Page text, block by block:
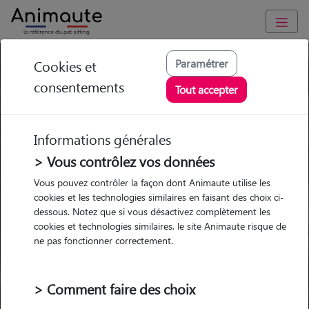
Trouvez votre gardien idéal !
Garde
chez le Pet Sitter
Garde
chez le Pet Sitter Visites
Visites
Pour quel animal ?
Cookies et
consentements
Paramétrer
Tout accepter
Informations générales
> Vous contrôlez vos données
Vous pouvez contrôler la façon dont Animaute utilise les
cookies et les technologies similaires en faisant des choix ci-
dessous. Notez que si vous désactivez complètement les
cookies et technologies similaires, le site Animaute risque de
ne pas fonctionner correctement.
> Comment faire des choix